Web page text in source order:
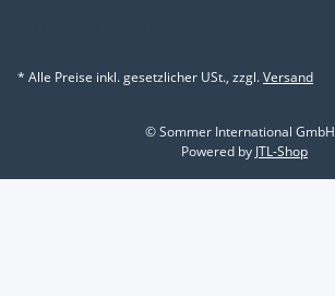
* Alle Preise inkl. gesetzlicher USt., zzgl.Versand
© Sommer International GmbH
Powered by JTL-Shop